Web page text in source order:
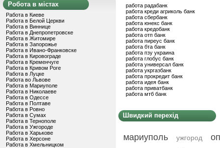
Робота в містах
Работа в Киеве
Работа в Белой Церкви
Работа в Виннице
Работа в Днепропетровске
Работа в Житомире
Работа в Запорожье
Работа в Ивано-Франковске
Работа в Кировограде
Работа в Кременчуге
Работа в Кривом Роге
Работа в Луцке
Работа во Львове
Работа в Мариуполе
Работа в Николаеве
Работа в Одессе
Работа в Полтаве
Работа в Ровно
Работа в Сумах
Работа в Тернополе
Работа в Ужгороде
Работа в Харькове
Работа в Херсоне
Работа в Хмельницком
работа радабанк
работа креди агриколь банк
работа сбербанк
работа юнекс банк
работа кредобанк
работа отп банк
работа пиреус банк
работа бта банк
работа пзу украина
работа глобус банк
работа универсал банк
работа укргазбанк
работа прокредит банк
работа идея банк
работа приватбанк
работа мтб банк
Швидкий перехід
мариуполь ужгород